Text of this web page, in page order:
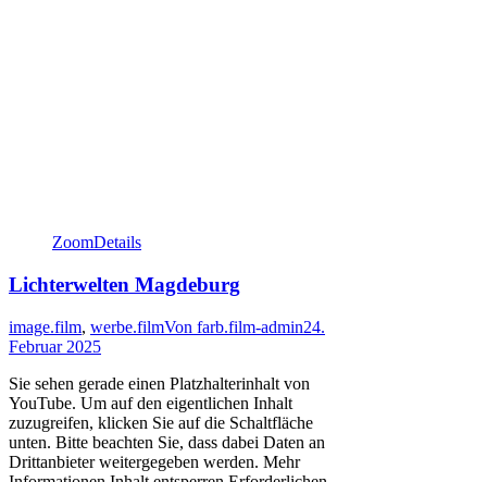
ZoomDetails
Lichterwelten Magdeburg
image.film, werbe.filmVon farb.film-admin24.
Februar 2025
Sie sehen gerade einen Platzhalterinhalt von
YouTube. Um auf den eigentlichen Inhalt
zuzugreifen, klicken Sie auf die Schaltfläche
unten. Bitte beachten Sie, dass dabei Daten an
Drittanbieter weitergegeben werden. Mehr